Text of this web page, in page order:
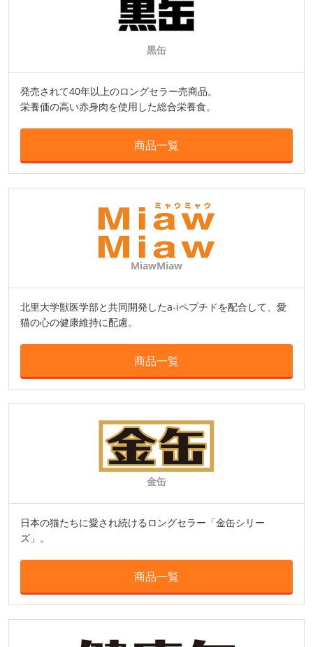
黒缶
発売されて40年以上のロングセラー売商品。
栄養価の高い赤身肉を使用した総合栄養食。
商品一覧
MiawMiaw
北里大学獣医学部と共同開発したa-iペプチドを配合して、愛
猫の心の健康維持に配慮。
商品一覧
金缶
日本の猫たちに愛され続けるロングセラー「金缶シリー
ズ」。
商品一覧